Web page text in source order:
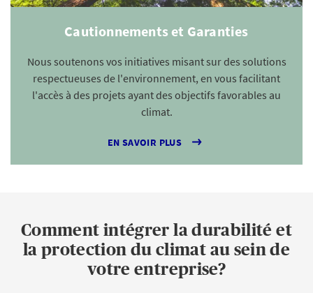
Cautionnements et Garanties
Nous soutenons vos initiatives misant sur des solutions
respectueuses de l'environnement, en vous facilitant
l'accès à des projets ayant des objectifs favorables au
climat.
EN SAVOIR PLUS
Comment intégrer la durabilité et
la protection du climat au sein de
votre entreprise?